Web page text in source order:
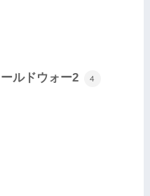
ルドウォー2 4